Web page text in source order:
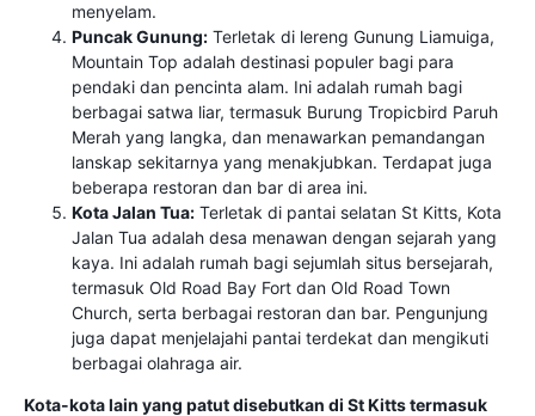
menyelam.
Puncak Gunung: Terletak di lereng Gunung Liamuiga,
Mountain Top adalah destinasi populer bagi para
pendaki dan pencinta alam. Ini adalah rumah bagi
berbagai satwa liar, termasuk Burung Tropicbird Paruh
Merah yang langka, dan menawarkan pemandangan
lanskap sekitarnya yang menakjubkan. Terdapat juga
beberapa restoran dan bar di area ini.
Kota Jalan Tua: Terletak di pantai selatan St Kitts, Kota
Jalan Tua adalah desa menawan dengan sejarah yang
kaya. Ini adalah rumah bagi sejumlah situs bersejarah,
termasuk Old Road Bay Fort dan Old Road Town
Church, serta berbagai restoran dan bar. Pengunjung
juga dapat menjelajahi pantai terdekat dan mengikuti
berbagai olahraga air.
Kota-kota lain yang patut disebutkan di St Kitts termasuk